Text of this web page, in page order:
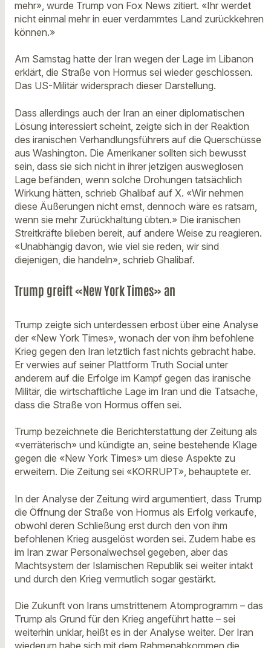
mehr», wurde Trump von Fox News zitiert. «Ihr werdet
nicht einmal mehr in euer verdammtes Land zurückkehren
können.»
Am Samstag hatte der Iran wegen der Lage im Libanon
erklärt, die Straße von Hormus sei wieder geschlossen.
Das US-Militär widersprach dieser Darstellung.
Dass allerdings auch der Iran an einer diplomatischen
Lösung interessiert scheint, zeigte sich in der Reaktion
des iranischen Verhandlungsführers auf die Querschüsse
aus Washington. Die Amerikaner sollten sich bewusst
sein, dass sie sich nicht in ihrer jetzigen ausweglosen
Lage befänden, wenn solche Drohungen tatsächlich
Wirkung hätten, schrieb Ghalibaf auf X. «Wir nehmen
diese Äußerungen nicht ernst, dennoch wäre es ratsam,
wenn sie mehr Zurückhaltung übten.» Die iranischen
Streitkräfte blieben bereit, auf andere Weise zu reagieren.
«Unabhängig davon, wie viel sie reden, wir sind
diejenigen, die handeln», schrieb Ghalibaf.
Trump greift «New York Times» an
Trump zeigte sich unterdessen erbost über eine Analyse
der «New York Times», wonach der von ihm befohlene
Krieg gegen den Iran letztlich fast nichts gebracht habe.
Er verwies auf seiner Plattform Truth Social unter
anderem auf die Erfolge im Kampf gegen das iranische
Militär, die wirtschaftliche Lage im Iran und die Tatsache,
dass die Straße von Hormus offen sei.
Trump bezeichnete die Berichterstattung der Zeitung als
«verräterisch» und kündigte an, seine bestehende Klage
gegen die «New York Times» um diese Aspekte zu
erweitern. Die Zeitung sei «KORRUPT», behauptete er.
In der Analyse der Zeitung wird argumentiert, dass Trump
die Öffnung der Straße von Hormus als Erfolg verkaufe,
obwohl deren Schließung erst durch den von ihm
befohlenen Krieg ausgelöst worden sei. Zudem habe es
im Iran zwar Personalwechsel gegeben, aber das
Machtsystem der Islamischen Republik sei weiter intakt
und durch den Krieg vermutlich sogar gestärkt.
Die Zukunft von Irans umstrittenem Atomprogramm – das
Trump als Grund für den Krieg angeführt hatte – sei
weiterhin unklar, heißt es in der Analyse weiter. Der Iran